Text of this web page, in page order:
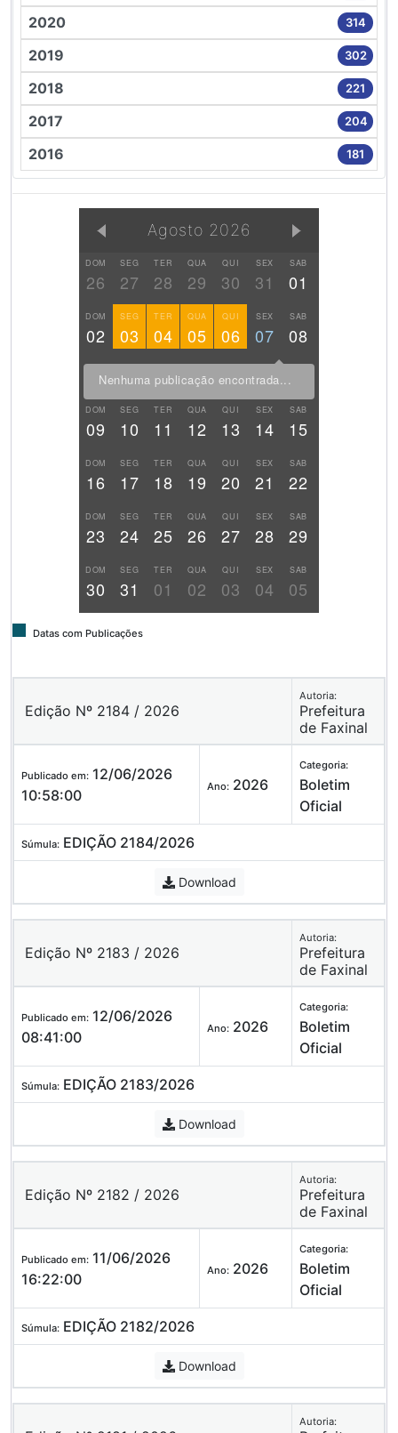
2020 314
2019 302
2018 221
2017 204
2016 181
Agosto 2026
DOM
26
SEG
27
TER
28
QUA
29
QUI
30
SEX
31
SAB
01
DOM
02
SEG
03
TER
04
QUA
05
QUI
06
SEX
07
SAB
08
Nenhuma publicação encontrada...
DOM
09
SEG
10
TER
11
QUA
12
QUI
13
SEX
14
SAB
15
DOM
16
SEG
17
TER
18
QUA
19
QUI
20
SEX
21
SAB
22
DOM
23
SEG
24
TER
25
QUA
26
QUI
27
SEX
28
SAB
29
DOM
30
SEG
31
TER
01
QUA
02
QUI
03
SEX
04
SAB
05
Datas com Publicações
Edição Nº 2184 / 2026
Autoria:
Prefeitura
de Faxinal
Publicado em: 12/06/2026
10:58:00
Ano: 2026
Categoria:
Boletim
Oficial
Súmula: EDIÇÃO 2184/2026
Download
Edição Nº 2183 / 2026
Autoria:
Prefeitura
de Faxinal
Publicado em: 12/06/2026
08:41:00
Ano: 2026
Categoria:
Boletim
Oficial
Súmula: EDIÇÃO 2183/2026
Download
Edição Nº 2182 / 2026
Autoria:
Prefeitura
de Faxinal
Publicado em: 11/06/2026
16:22:00
Ano: 2026
Categoria:
Boletim
Oficial
Súmula: EDIÇÃO 2182/2026
Download
Autoria: